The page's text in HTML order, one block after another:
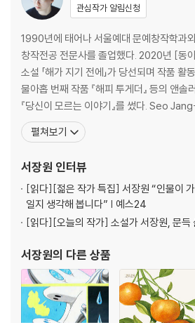
관심작가 알림신청
1990년에 태어나 서울예대 문예창작학과
창작전공 전문사를 졸업했다. 2020년 [동
소설 「해가 지기 전에」가 당선되며 작품
물아홉 번째 작품 『해피 투게더』 등의 앤
『당신이 모르는 이야기』를 썼다. Seo Jang-won graduated fro
m the Department of Theater at
y of Arts with a major in Narrative
펼쳐보기
서장원 인터뷰
[읽다][젊은 작가 특집] 서장원 “인물이
일지 생각해 봅니다” | 예스24
[읽다][오늘의 작가] 소설가 서장원, 문득
서장원의 다른 상품